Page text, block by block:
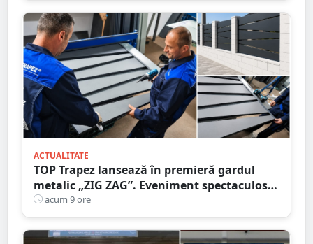
ACTUALITATE
TOP Trapez lansează în premieră gardul
metalic „ZIG ZAG”. Eveniment spectaculos
în Grădina Romei
acum 9 ore